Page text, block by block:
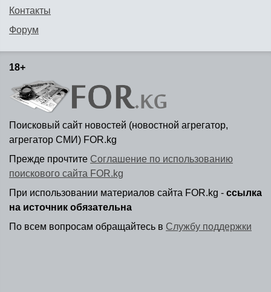
Контакты
Форум
18+
Поисковый сайт новостей (новостной агрегатор,
агрегатор СМИ) FOR.kg
Прежде прочтите Соглашение по использованию
поискового сайта FOR.kg
При использовании материалов сайта FOR.kg - ссылка
на источник обязательна
По всем вопросам обращайтесь в Службу поддержки